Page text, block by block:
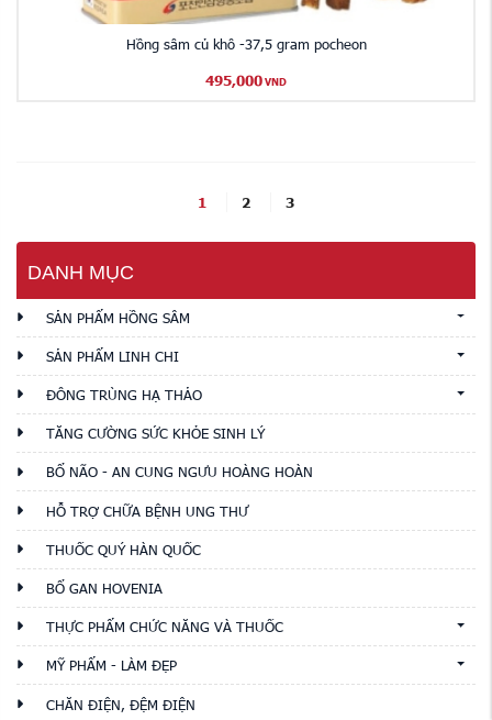
Hồng sâm củ khô -37,5 gram pocheon
495,000 VND
1 2 3
DANH MỤC
SẢN PHẨM HỒNG SÂM
SẢN PHẨM LINH CHI
ĐÔNG TRÙNG HẠ THẢO
TĂNG CƯỜNG SỨC KHỎE SINH LÝ
BỔ NÃO - AN CUNG NGƯU HOÀNG HOÀN
HỖ TRỢ CHỮA BỆNH UNG THƯ
THUỐC QUÝ HÀN QUỐC
BỔ GAN HOVENIA
THỰC PHẨM CHỨC NĂNG VÀ THUỐC
MỸ PHẨM - LÀM ĐẸP
CHĂN ĐIỆN, ĐỆM ĐIỆN